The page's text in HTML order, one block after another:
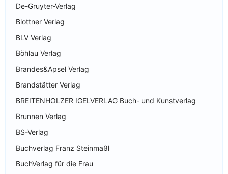
De-Gruyter-Verlag
Blottner Verlag
BLV Verlag
Böhlau Verlag
Brandes&Apsel Verlag
Brandstätter Verlag
BREITENHOLZER IGELVERLAG Buch- und Kunstverlag
Brunnen Verlag
BS-Verlag
Buchverlag Franz Steinmaßl
BuchVerlag für die Frau